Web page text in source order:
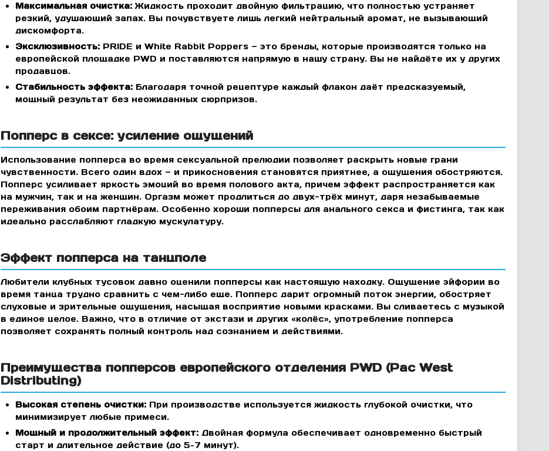
Максимальная очистка: Жидкость проходит двойную фильтрацию, что полностью устраняет
резкий, удушающий запах. Вы почувствуете лишь легкий нейтральный аромат, не вызывающий
дискомфорта.
Эксклюзивность: PRIDE и White Rabbit Poppers — это бренды, которые производятся только на
европейской площадке PWD и поставляются напрямую в нашу страну. Вы не найдёте их у других
продавцов.
Стабильность эффекта: Благодаря точной рецептуре каждый флакон даёт предсказуемый,
мощный результат без неожиданных сюрпризов.
Попперс в сексе: усиление ощущений
Использование попперса во время сексуальной прелюдии позволяет раскрыть новые грани
чувственности. Всего один вдох — и прикосновения становятся приятнее, а ощущения обостряются.
Попперс усиливает яркость эмоций во время полового акта, причем эффект распространяется как
на мужчин, так и на женщин. Оргазм может продлиться до двух-трёх минут, даря незабываемые
переживания обоим партнёрам. Особенно хороши попперсы для анального секса и фистинга, так как
идеально расслабляют гладкую мускулатуру.
Эффект попперса на танцполе
Любители клубных тусовок давно оценили попперсы как настоящую находку. Ощущение эйфории во
время танца трудно сравнить с чем-либо еще. Попперс дарит огромный поток энергии, обостряет
слуховые и зрительные ощущения, насыщая восприятие новыми красками. Вы сливаетесь с музыкой
в единое целое. Важно, что в отличие от экстази и других «колёс», употребление попперса
позволяет сохранять полный контроль над сознанием и действиями.
Преимущества попперсов европейского отделения PWD (Pac West
Distributing)
Высокая степень очистки: При производстве используется жидкость глубокой очистки, что
минимизирует любые примеси.
Мощный и продолжительный эффект: Двойная формула обеспечивает одновременно быстрый
старт и длительное действие (до 5–7 минут).